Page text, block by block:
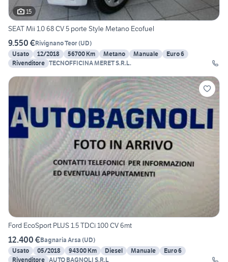
15
SEAT Mii 1.0 68 CV 5 porte Style Metano Ecofuel
9.550 €Rivignano Teor(UD)
Usato
12/2018 56700 Km Metano Manuale
Euro 6
Rivenditore TECNOFFICINA MERET S.R.L.
Ford EcoSport PLUS 1.5 TDCi 100 CV 6mt
12.400 €Bagnaria Arsa (UD)
Usato
05/2018 94300 Km Diesel Manuale
Euro 6
Rivenditore AUTO BAGNOLI S.R.L